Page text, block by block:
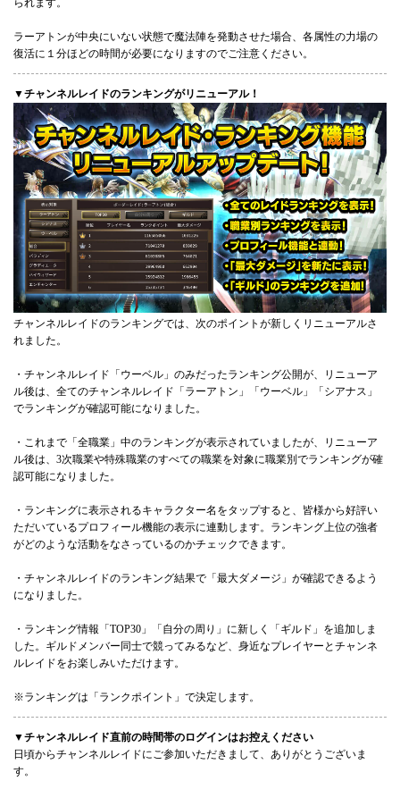
られます。
ラーアトンが中央にいない状態で魔法陣を発動させた場合、各属性の力場の
復活に１分ほどの時間が必要になりますのでご注意ください。
▼チャンネルレイドのランキングがリニューアル！
チャンネルレイドのランキングでは、次のポイントが新しくリニューアルさ
れました。
・チャンネルレイド「ウーベル」のみだったランキング公開が、リニューア
ル後は、全てのチャンネルレイド「ラーアトン」「ウーベル」「シアナス」
でランキングが確認可能になりました。
・これまで「全職業」中のランキングが表示されていましたが、リニューア
ル後は、3次職業や特殊職業のすべての職業を対象に職業別でランキングが確
認可能になりました。
・ランキングに表示されるキャラクター名をタップすると、皆様から好評い
ただいているプロフィール機能の表示に連動します。ランキング上位の強者
がどのような活動をなさっているのかチェックできます。
・チャンネルレイドのランキング結果で「最大ダメージ」が確認できるよう
になりました。
・ランキング情報「TOP30」「自分の周り」に新しく「ギルド」を追加しま
した。ギルドメンバー同士で競ってみるなど、身近なプレイヤーとチャンネ
ルレイドをお楽しみいただけます。
※ランキングは「ランクポイント」で決定します。
▼チャンネルレイド直前の時間帯のログインはお控えください
日頃からチャンネルレイドにご参加いただきまして、ありがとうございま
す。